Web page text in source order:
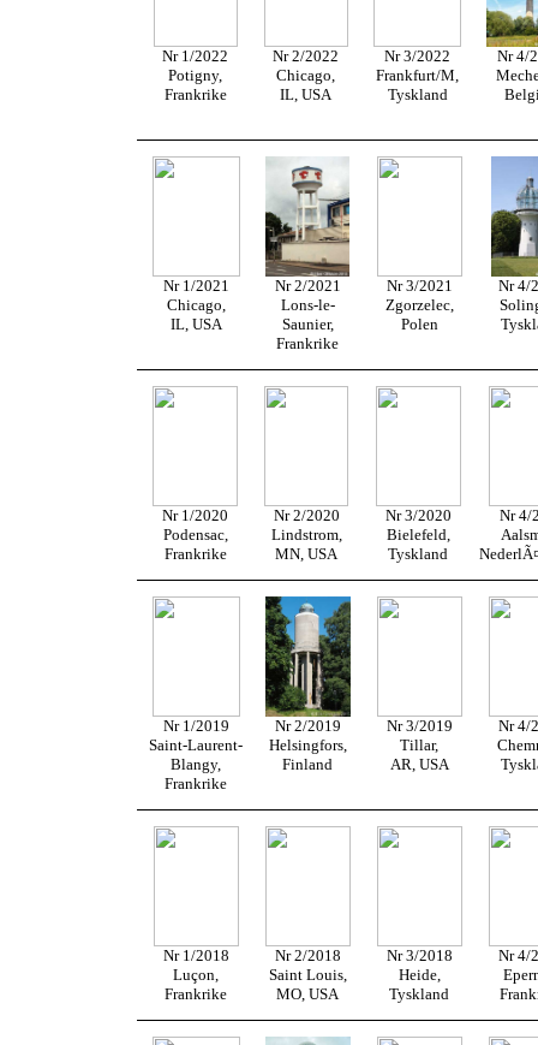
Nr 1/2022
Potigny,
Frankrike
Nr 2/2022
Chicago,
IL, USA
Nr 3/2022
Frankfurt/M,
Tyskland
Nr 4/
Nr 1/2021
Chicago,
IL, USA
Nr 2/2021
Lons-le-
Saunier,
Frankrike
Nr 3/2021
Zgorzelec,
Polen
Nr 4/
Nr 1/2020
Podensac,
Frankrike
Nr 2/2020
Lindstrom,
MN, USA
Nr 3/2020
Bielefeld,
Tyskland
Nr 4/
Nr 1/2019
Saint-Laurent-
Blangy,
Frankrike
Nr 2/2019
Helsingfors,
Finland
Nr 3/2019
Tillar,
AR, USA
Nr 4/
Nr 1/2018
Luçon,
Frankrike
Nr 2/2018
Saint Louis,
MO, USA
Nr 3/2018
Heide,
Tyskland
Nr 4/